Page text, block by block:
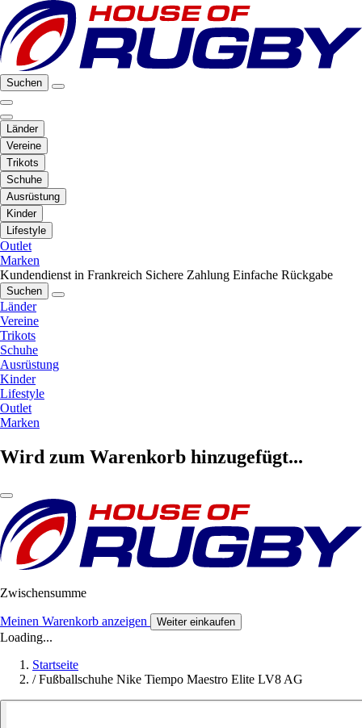
Suchen
Länder
Vereine
Trikots
Schuhe
Ausrüstung
Kinder
Lifestyle
Outlet
Marken
Kundendienst in Frankreich Sichere Zahlung Einfache Rückgabe
Suchen
Länder
Vereine
Trikots
Schuhe
Ausrüstung
Kinder
Lifestyle
Outlet
Marken
Wird zum Warenkorb hinzugefügt...
Zwischensumme
Meinen Warenkorb anzeigen Weiter einkaufen
Loading...
Startseite
/ Fußballschuhe Nike Tiempo Maestro Elite LV8 AG